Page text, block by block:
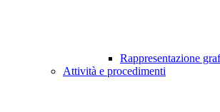
Rappresentazione
Attività e procedimenti